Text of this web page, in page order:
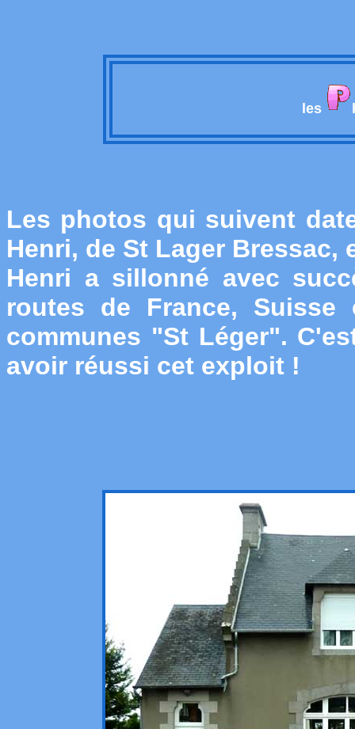
les
Les photos qui suivent
Henri, de St Lager Bressac,
Henri a sillonné avec
routes de France,
communes "St Léger".
avoir réussi cet exploit !